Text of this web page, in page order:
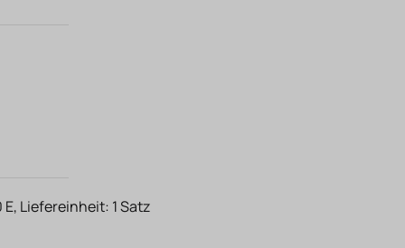
Liefereinheit: 1 Satz